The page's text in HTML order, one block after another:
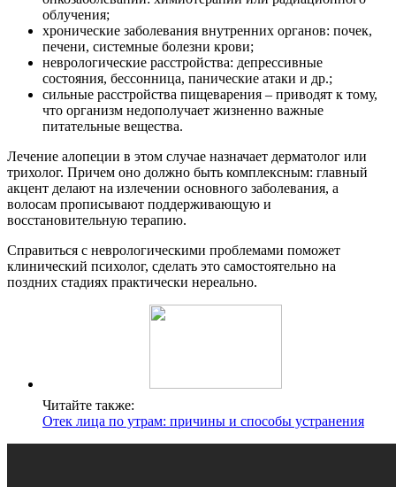
облучения;
хронические заболевания внутренних органов: почек,
печени, системные болезни крови;
неврологические расстройства: депрессивные
состояния, бессонница, панические атаки и др.;
сильные расстройства пищеварения – приводят к тому,
что организм недополучает жизненно важные
питательные вещества.
Лечение алопеции в этом случае назначает дерматолог или
трихолог. Причем оно должно быть комплексным: главный
акцент делают на излечении основного заболевания, а
волосам прописывают поддерживающую и
восстановительную терапию.
Справиться с неврологическими проблемами поможет
клинический психолог, сделать это самостоятельно на
поздних стадиях практически нереально.
Читайте также:
Отек лица по утрам: причины и способы устранения